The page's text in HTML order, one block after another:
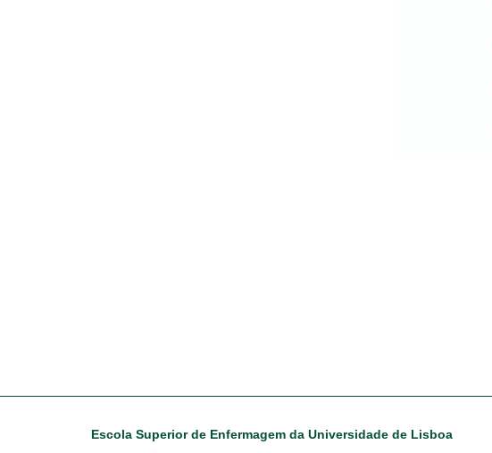
Escola Superior de Enfermagem da Universidade de Lisboa